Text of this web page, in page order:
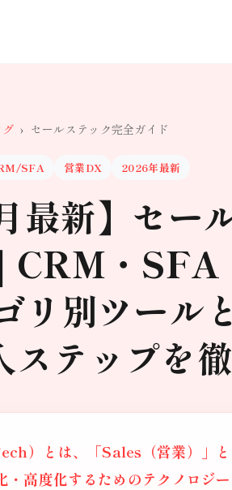
› セールステック完全ガイド
SFA 営業DX 2026年最新
最新】セー
CRM・SFA
リ別ツール
ステップを
）とは、「Sales（営業）」
・高度化するためのテクノロジ